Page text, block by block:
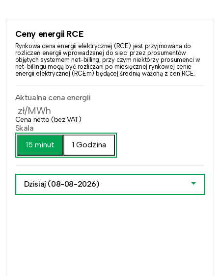
Ceny energii RCE
Rynkowa cena energii elektrycznej (RCE) jest przyjmowana do
rozliczeń energii wprowadzanej do sieci przez prosumentów
objętych systemem net-billing, przy czym niektórzy prosumenci w
net-billingu mogą być rozliczani po miesięcznej rynkowej cenie
energii elektrycznej (RCEm) będącej średnią ważoną z cen RCE.
Aktualna cena energii
zł/MWh
Cena netto (bez VAT)
Skala
15 minut
1 Godzina
Dzisiaj (08-08-2026)